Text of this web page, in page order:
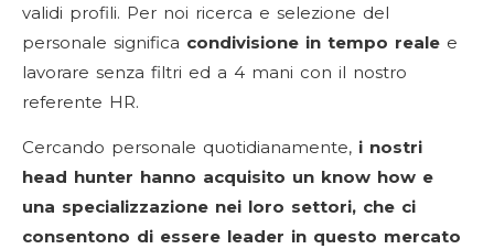
validi profili. Per noi ricerca e selezione del
personale significa condivisione in tempo reale e
lavorare senza filtri ed a 4 mani con il nostro
referente HR.
Cercando personale quotidianamente, i nostri
head hunter hanno acquisito un know how e
una specializzazione nei loro settori, che ci
consentono di essere leader in questo mercato